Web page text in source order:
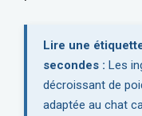
Lire une
secondes : Les
décroissant de
adaptée au chat